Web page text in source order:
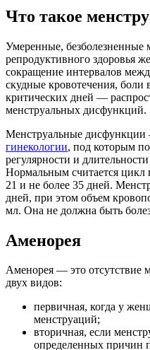
Что такое
Умеренные, безболезненные
репродуктивного здоровья
сокращение интервалов
скудные кровотечения, боли
критических дней —
менструальных дисфункций.
Менструальные дисфункции
гинекологии, под которым
регулярности и
Нормальным считается цикл
21 и не более 35 дней.
дней, при этом объем
мл. Она не должна быть
Аменорея
Аменорея — это отсутствие
двух видов:
первичная, когда у
менструаций;
вторичная, если
определенных причин